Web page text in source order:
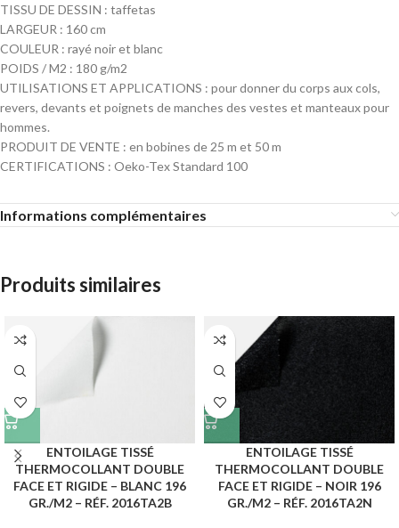
TISSU DE DESSIN : taffetas
LARGEUR : 160 cm
COULEUR : rayé noir et blanc
POIDS / M2 : 180 g/m2
UTILISATIONS ET APPLICATIONS : pour donner du corps aux cols,
revers, devants et poignets de manches des vestes et manteaux pour
hommes.
PRODUIT DE VENTE : en bobines de 25 m et 50 m
CERTIFICATIONS : Oeko-Tex Standard 100
Informations complémentaires
Produits similaires
ENTOILAGE TISSÉ
THERMOCOLLANT DOUBLE
FACE ET RIGIDE – BLANC 196
GR./M2 – RÉF. 2016TA2B
ENTOILAGE TISSÉ
THERMOCOLLANT DOUBLE
FACE ET RIGIDE – NOIR 196
GR./M2 – RÉF. 2016TA2N